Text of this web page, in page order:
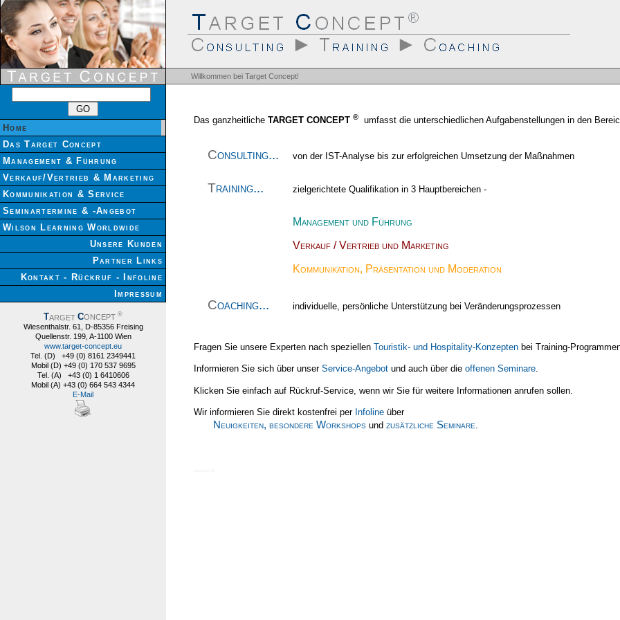
Das ganzheitliche TARGET CONCEPT ® umfasst die unterschiedlichen Aufgabenstellungen in den
Consulting... von der IST-Analyse bis zur erfolgreichen Umsetzung der Maßnahmen
Training... zielgerichtete Qualifikation in 3 Hauptbereichen -
Management und Führung
Verkauf / Vertrieb und Marketing
Kommunikation, Präsentation und Moderation
Coaching... individuelle, persönliche Unterstützung bei Veränderungsprozessen
Fragen Sie unsere Experten nach speziellen Touristik- und Hospitality-Konzepten bei Training-
Informieren Sie sich über unser Service-Angebot und auch über die offenen Seminare.
Klicken Sie einfach auf Rückruf-Service, wenn wir Sie für weitere Informationen anrufen sollen.
Wir informieren Sie direkt kostenfrei per Infoline über
Neuigkeiten, besondere Workshops und zusätzliche Seminare.
Willkommen bei Target Concept!
Home
Das Target Concept
Management & Führung
Verkauf/Vertrieb & Marketing
Kommunikation & Service
Seminartermine & -Angebot
Wilson Learning Worldwide
Unsere Kunden
Partner Links
Kontakt - Rückruf - Infoline
Impressum
TARGET CONCEPT ®
Wiesenthalstr. 61, D-85356 Freising
Quellenstr. 199, A-1100 Wien
www.target-concept.eu
Tel. (D) +49 (0) 8161 2349441
Mobil (D) +49 (0) 170 537 9695
Tel. (A) +43 (0) 1 6410606
Mobil (A) +43 (0) 664 543 4344
E-Mail
Rhetorik, Marketing, Konfliktmanagement - Seminare in Deutschland Österreich
Rhetorik
Marketing
Konfliktmanagement
Deutschland
Österreich Index
Info
Promotion - PromoMasters Suchmaschineneintrag